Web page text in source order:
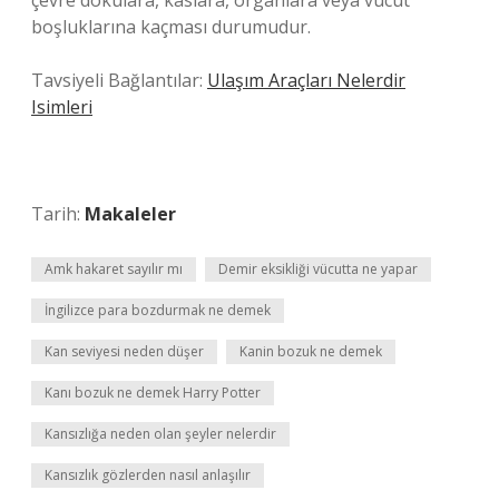
boşluklarına kaçması durumudur.
Tavsiyeli Bağlantılar: Ulaşım Araçları Nelerdir
Isimleri
Tarih: Makaleler
Amk hakaret sayılır mı Demir eksikliği vücutta ne yapar
İngilizce para bozdurmak ne demek
Kan seviyesi neden düşer Kanin bozuk ne demek
Kanı bozuk ne demek Harry Potter
Kansızlığa neden olan şeyler nelerdir
Kansızlık gözlerden nasıl anlaşılır